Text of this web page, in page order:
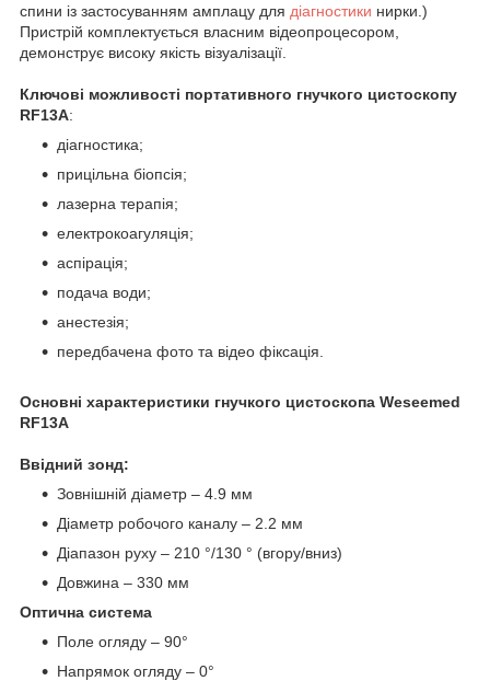
спини із застосуванням амплацу для діагностики нирки.)
Пристрій комплектується власним відеопроцесором,
демонструє високу якість візуалізації.
Ключові можливості портативного гнучкого цистоскопу
RF13A:
діагностика;
прицільна біопсія;
лазерна терапія;
електрокоагуляція;
аспірація;
подача води;
анестезія;
передбачена фото та відео фіксація.
Основні характеристики гнучкого цистоскопа Weseemed
RF13A
Ввідний зонд:
Зовнішній діаметр – 4.9 мм
Діаметр робочого каналу – 2.2 мм
Діапазон руху – 210 °/130 ° (вгору/вниз)
Довжина – 330 мм
Оптична система
Поле огляду – 90°
Напрямок огляду – 0°